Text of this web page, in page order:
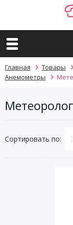
Главная Товары
Анемометры
Сортировать по: